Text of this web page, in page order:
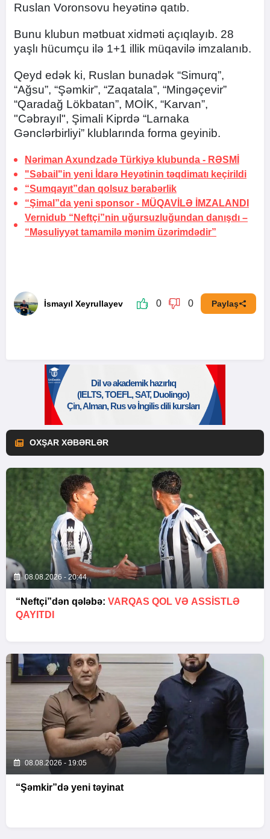
Ruslan Voronsovu heyətinə qatıb.
Bunu klubun mətbuat xidməti açıqlayıb. 28
yaşlı hücumçu ilə 1+1 illik müqavilə imzalanıb.
Qeyd edək ki, Ruslan bunadək “Simurq”,
“Ağsu”, “Şəmkir”, “Zaqatala”, “Mingəçevir”
“Qaradağ Lökbatan”, MOİK, “Karvan”,
"Cəbrayıl", Şimali Kiprdə “Larnaka
Gənclərbirliyi” klublarında forma geyinib.
Nəriman Axundzadə Türkiyə klubunda - RƏSMİ
"Səbail"in yeni İdarə Heyətinin təqdimatı keçirildi
“Sumqayıt”dan qolsuz bərabərlik
“Şimal”da yeni sponsor - MÜQAVİLƏ İMZALANDI
Vernidub “Neftçi”nin uğursuzluğundan danışdı –
“Məsuliyyət tamamilə mənim üzərimdədir”
İsmayıl Xeyrullayev 0 0 Paylaş
OXŞAR XƏBƏRLƏR
08.08.2026 - 20:44
“Neftçi”dən qələbə: VARQAS QOL VƏ ASSİSTLƏ
QAYITDI
08.08.2026 - 19:05
“Şəmkir”də yeni təyinat